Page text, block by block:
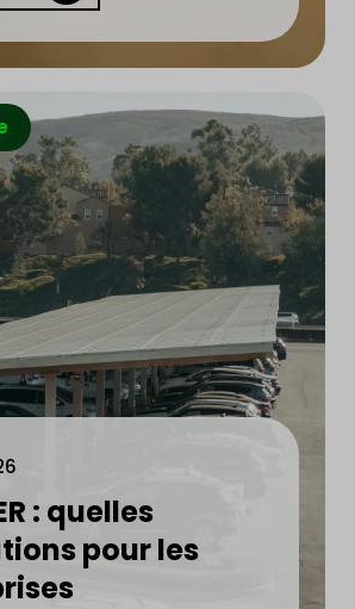
: quelles
pour les